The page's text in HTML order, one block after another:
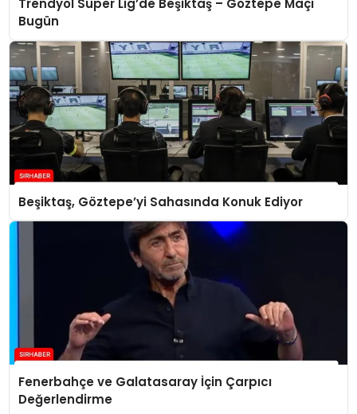
Trendyol Süper Lig’de Beşiktaş – Göztepe Maçı
Bugün
Beşiktaş, Göztepe’yi Sahasında Konuk Ediyor
Fenerbahçe ve Galatasaray İçin Çarpıcı
Değerlendirme